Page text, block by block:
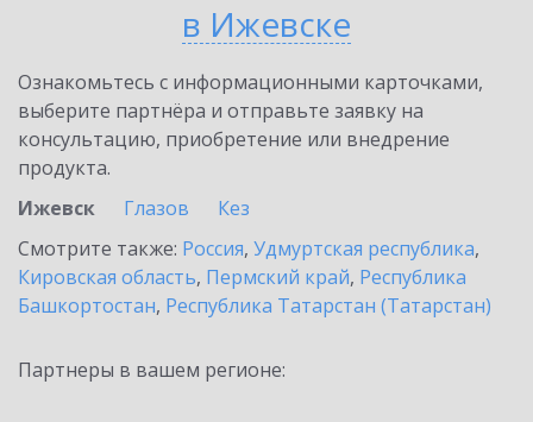
в Ижевске
Ознакомьтесь с информационными карточками,
выберите партнёра и отправьте заявку на
консультацию, приобретение или внедрение
продукта.
Ижевск
Глазов
Кез
Смотрите также: Россия, Удмуртская республика,
Кировская область, Пермский край, Республика
Башкортостан, Республика Татарстан (Татарстан)
Партнеры в вашем регионе: